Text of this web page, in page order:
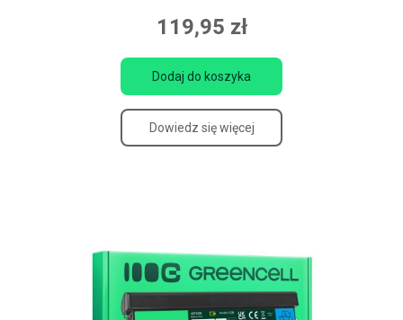
119,95 zł
Dodaj do koszyka
Dowiedz się więcej